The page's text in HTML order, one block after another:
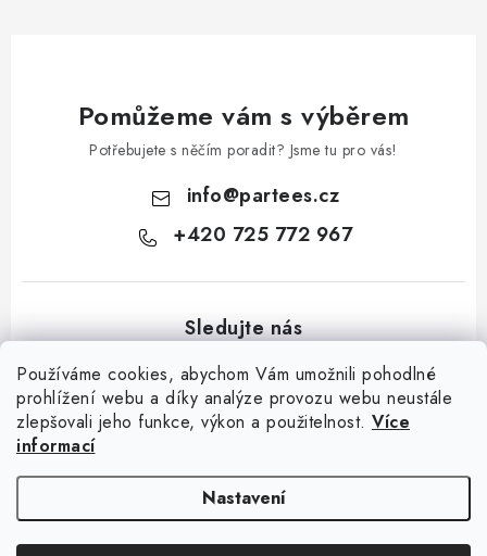
Používáme cookies, abychom Vám umožnili pohodlné
prohlížení webu a díky analýze provozu webu neustále
zlepšovali jeho funkce, výkon a použitelnost. Více
informací
Nastavení
Pomůžeme vám s výběrem
Potřebujete s něčím poradit? Jsme tu pro vás!
info@partees.cz
+420 725 772 967
Obchodní podmínky
Copyright 2026Partees.cz. Všechna práva vyhrazena.Upravit nastavení